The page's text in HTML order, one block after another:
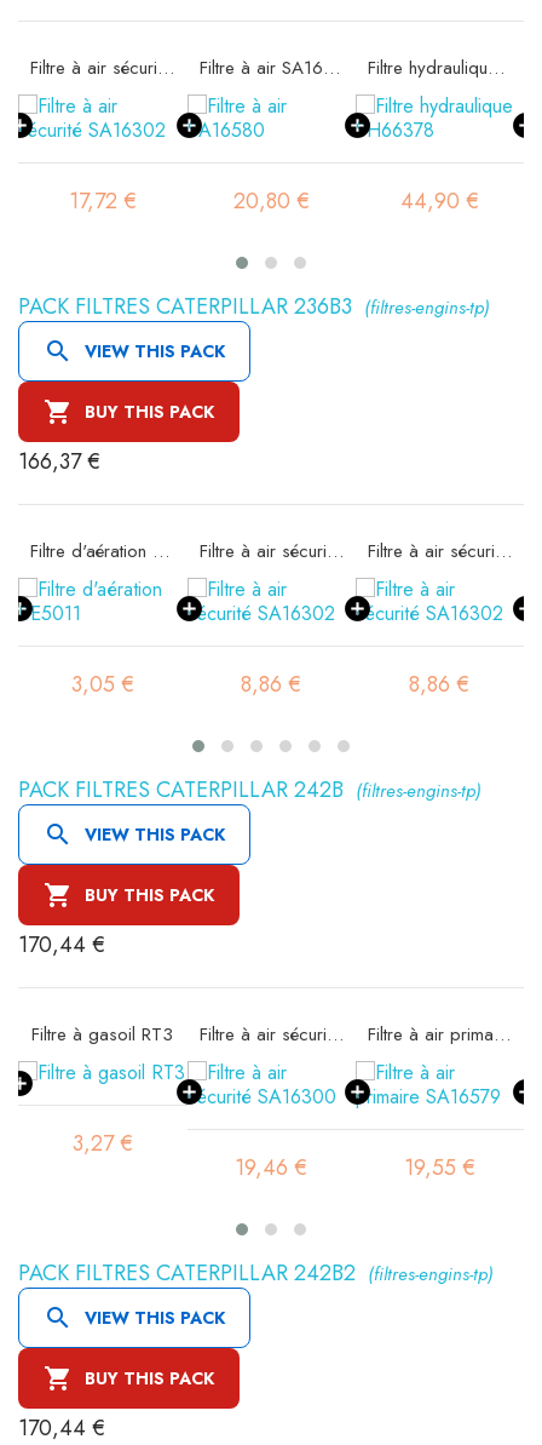
Filtre à air sécurité SA16302
17,72 €
Filtre à air SA16580
20,80 €
Filtre hydraulique SH66378
44,90 €
PACK FILTRES CATERPILLAR 236B3 (filtres-engins-tp)
 VIEW THIS PACK
 BUY THIS PACK
166,37 €
Filtre d'aération BE5011
3,05 €
Filtre à air sécurité SA16302
8,86 €
Filtre à air sécurité SA16302
8,86 €
PACK FILTRES CATERPILLAR 242B (filtres-engins-tp)
 VIEW THIS PACK
 BUY THIS PACK
170,44 €
Filtre à gasoil RT3
3,27 €
Filtre à air sécurité SA16300
19,46 €
Filtre à air primaire SA16579
19,55 €
PACK FILTRES CATERPILLAR 242B2 (filtres-engins-tp)
 VIEW THIS PACK
 BUY THIS PACK
170,44 €